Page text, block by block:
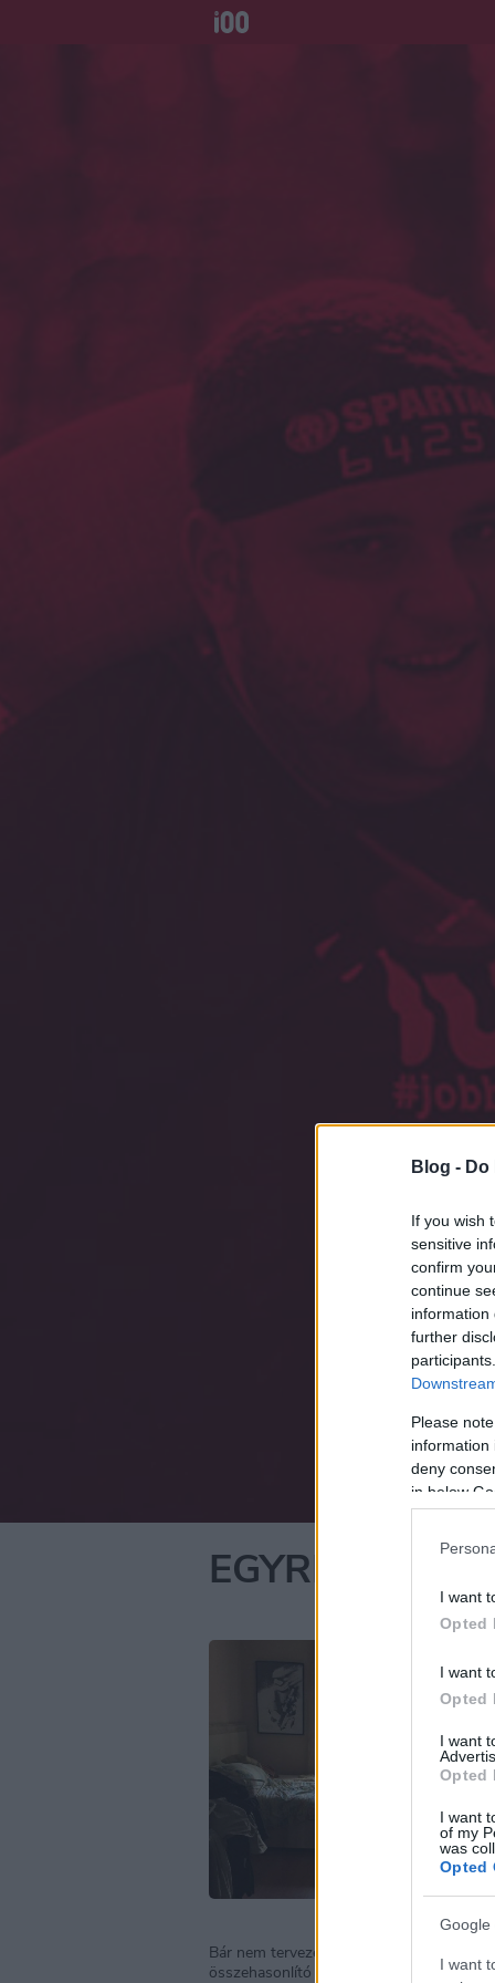
Blog -
If you wish
sensitive
confirm
continue
information
further
Please
information
deny
in below
I want
Opted
I want
Opted
I want
Opted
I want
of my
was
Opted
Google
I want
A
EGYRE
Bár nem tervezem minden nap
összehasonlító képet.
(Elnézést a